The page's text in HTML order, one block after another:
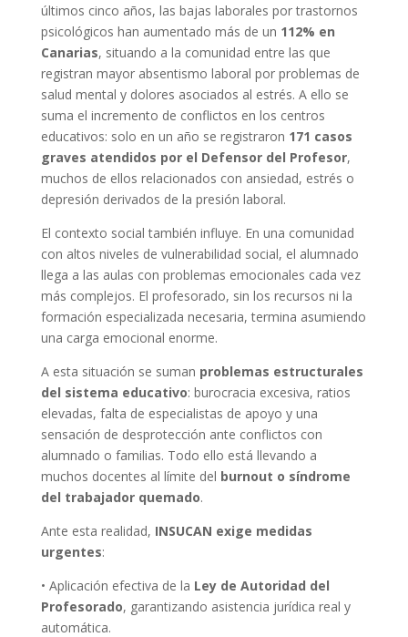
últimos cinco años, las bajas laborales por trastornos
psicológicos han aumentado más de un 112% en
Canarias, situando a la comunidad entre las que
registran mayor absentismo laboral por problemas de
salud mental y dolores asociados al estrés. A ello se
suma el incremento de conflictos en los centros
educativos: solo en un año se registraron 171 casos
graves atendidos por el Defensor del Profesor,
muchos de ellos relacionados con ansiedad, estrés o
depresión derivados de la presión laboral.
El contexto social también influye. En una comunidad
con altos niveles de vulnerabilidad social, el alumnado
llega a las aulas con problemas emocionales cada vez
más complejos. El profesorado, sin los recursos ni la
formación especializada necesaria, termina asumiendo
una carga emocional enorme.
A esta situación se suman problemas estructurales
del sistema educativo: burocracia excesiva, ratios
elevadas, falta de especialistas de apoyo y una
sensación de desprotección ante conflictos con
alumnado o familias. Todo ello está llevando a
muchos docentes al límite del burnout o síndrome
del trabajador quemado.
Ante esta realidad, INSUCAN exige medidas
urgentes:
• Aplicación efectiva de la Ley de Autoridad del
Profesorado, garantizando asistencia jurídica real y
automática.